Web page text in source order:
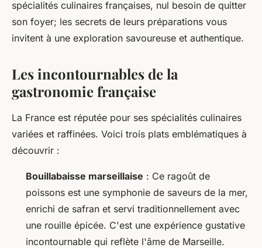
spécialités culinaires françaises, nul besoin de quitter
son foyer; les secrets de leurs préparations vous
invitent à une exploration savoureuse et authentique.
Les incontournables de la
gastronomie française
La France est réputée pour ses spécialités culinaires
variées et raffinées. Voici trois plats emblématiques à
découvrir :
Bouillabaisse marseillaise : Ce ragoût de
poissons est une symphonie de saveurs de la mer,
enrichi de safran et servi traditionnellement avec
une rouille épicée. C'est une expérience gustative
incontournable qui reflète l'âme de Marseille.